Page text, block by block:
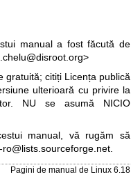
manual a fost făcută de
gratuită; citiți Licența publică
ulterioară cu privire la
NU se asumă NICIO
manual, vă rugăm să
Pagini de manual de Linux 6.18